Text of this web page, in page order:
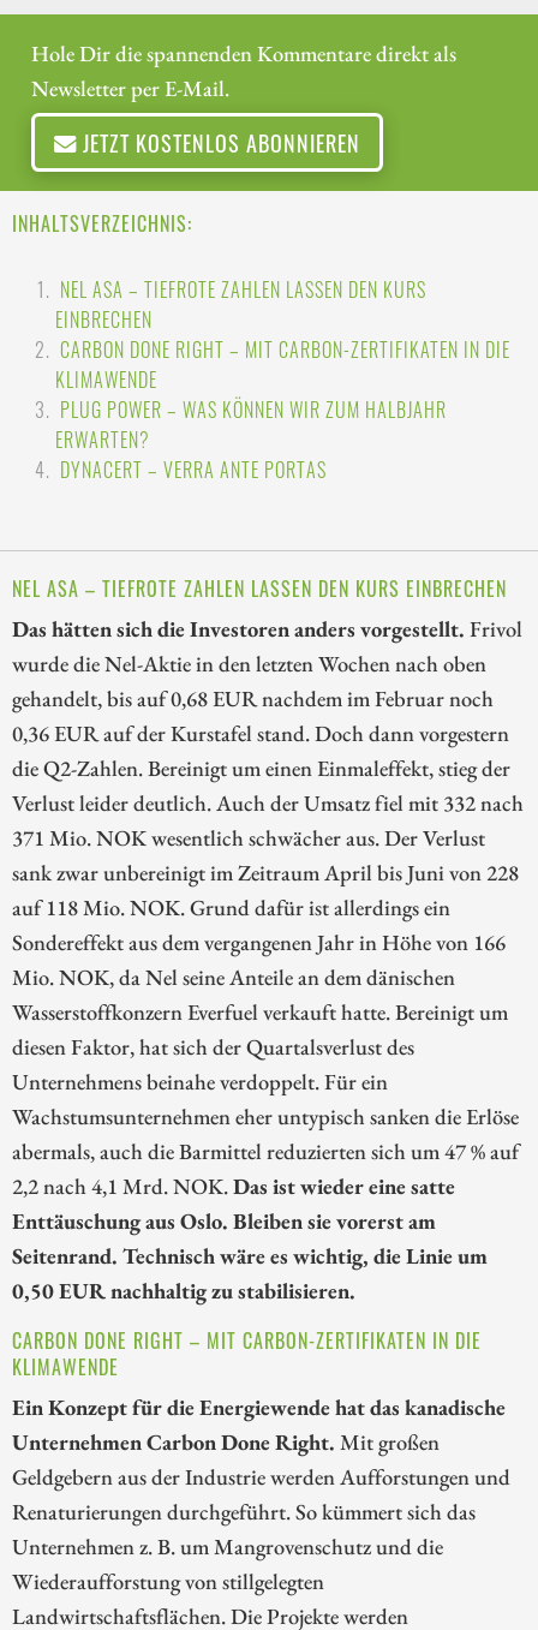
Hole Dir die spannenden Kommentare direkt als
Newsletter per E-Mail.
JETZT KOSTENLOS ABONNIEREN
INHALTSVERZEICHNIS:
NEL ASA – TIEFROTE ZAHLEN LASSEN DEN KURS
EINBRECHEN
CARBON DONE RIGHT – MIT CARBON-ZERTIFIKATEN IN DIE
KLIMAWENDE
PLUG POWER – WAS KÖNNEN WIR ZUM HALBJAHR
ERWARTEN?
DYNACERT – VERRA ANTE PORTAS
NEL ASA – TIEFROTE ZAHLEN LASSEN DEN KURS EINBRECHEN
Das hätten sich die Investoren anders vorgestellt. Frivol
wurde die Nel-Aktie in den letzten Wochen nach oben
gehandelt, bis auf 0,68 EUR nachdem im Februar noch
0,36 EUR auf der Kurstafel stand. Doch dann vorgestern
die Q2-Zahlen. Bereinigt um einen Einmaleffekt, stieg der
Verlust leider deutlich. Auch der Umsatz fiel mit 332 nach
371 Mio. NOK wesentlich schwächer aus. Der Verlust
sank zwar unbereinigt im Zeitraum April bis Juni von 228
auf 118 Mio. NOK. Grund dafür ist allerdings ein
Sondereffekt aus dem vergangenen Jahr in Höhe von 166
Mio. NOK, da Nel seine Anteile an dem dänischen
Wasserstoffkonzern Everfuel verkauft hatte. Bereinigt um
diesen Faktor, hat sich der Quartalsverlust des
Unternehmens beinahe verdoppelt. Für ein
Wachstumsunternehmen eher untypisch sanken die Erlöse
abermals, auch die Barmittel reduzierten sich um 47 % auf
2,2 nach 4,1 Mrd. NOK.Das ist wieder eine satte
Enttäuschung aus Oslo. Bleiben sie vorerst am
Seitenrand. Technisch wäre es wichtig, die Linie um
0,50 EUR nachhaltig zu stabilisieren.
CARBON DONE RIGHT – MIT CARBON-ZERTIFIKATEN IN DIE
KLIMAWENDE
Ein Konzept für die Energiewende hat das kanadische
Unternehmen Carbon Done Right. Mit großen
Geldgebern aus der Industrie werden Aufforstungen und
Renaturierungen durchgeführt. So kümmert sich das
Unternehmen z. B. um Mangrovenschutz und die
Wiederaufforstung von stillgelegten
Landwirtschaftsflächen. Die Projekte werden